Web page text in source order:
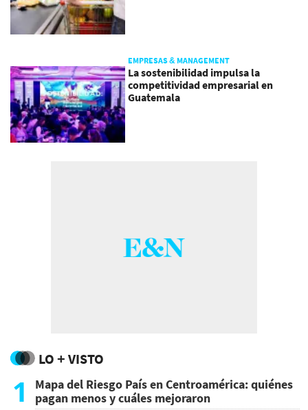
EMPRESAS & MANAGEMENT
La sostenibilidad impulsa la
competitividad empresarial en
Guatemala
LO + VISTO
1
Mapa del Riesgo País en Centroamérica: quiénes
pagan menos y cuáles mejoraron